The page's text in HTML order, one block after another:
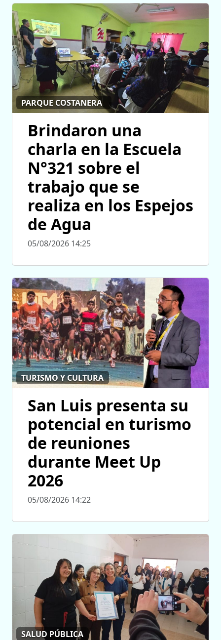
PARQUE COSTANERA
Brindaron una
charla en la Escuela
N°321 sobre el
trabajo que se
realiza en los Espejos
de Agua
05/08/2026 14:25
TURISMO Y CULTURA
San Luis presenta su
potencial en turismo
de reuniones
durante Meet Up
2026
05/08/2026 14:22
SALUD PÚBLICA